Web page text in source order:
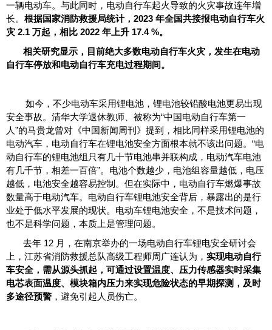
一辆电动车。与此同时，电动自行车起火导致的火灾事故连年增
长。 根据国家消防救援局统计，2023 年全国共接报电动自行车火
灾 2.1 万起，相比 2022 年上升 17.4 %。
相关研究显示，目前绝大多数电动自行车火灾，发生在电动
自行车停放和电动自行车充电过程期间。
如今，不少电动车采用锂电池，锂电池较铅酸电池更易出现
安全事故。清华大学退休教师、被称为“中国电动自行车第一
人”的马贵龙曾对《中国新闻周刊》提到，相比同样采用锂电池的
电动汽车，电动自行车在锂电池安全方面根本就不该出问题。“电
动自行车的锂电池组只有几十节电池串并联构成，电动汽车电池
有几千节，相差一百倍”。电池个数越少，电池组容量越低，电压
越低，电池安全越容易控制。但在实际中，电动自行车燃爆事故
数量高于电动汽车。电动自行车锂电池安全背后，暴露出的是行
业处于低水平发展的现状。电动车锂电池安全，不是技术问题，
也不是科学问题，本质上是管理问题。
去年 12 月，在南京举办的一场电动自行车锂电安全研讨会
上，江苏省消防救援总队高级工程师周广连认为， 实现电动自行
车安全，需从源头抓起，可通过设置温度、压力传感器实时采集
电芯表面温度、模块箱内压力来实现危险状态的早期探测，及时
多途径预警 ，避免引起人员伤亡。